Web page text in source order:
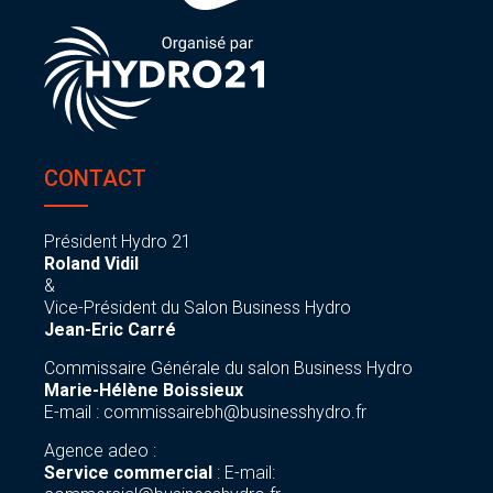
CONTACT
Président Hydro 21
Roland Vidil
&
Vice-Président du Salon Business Hydro
Jean-Eric Carré
Commissaire Générale du salon Business Hydro
Marie-Hélène Boissieux
E-mail : commissairebh@businesshydro.fr
Agence adeo :
Service commercial : E-mail: